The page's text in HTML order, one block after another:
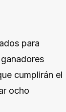
para
cumplirán el
ocho